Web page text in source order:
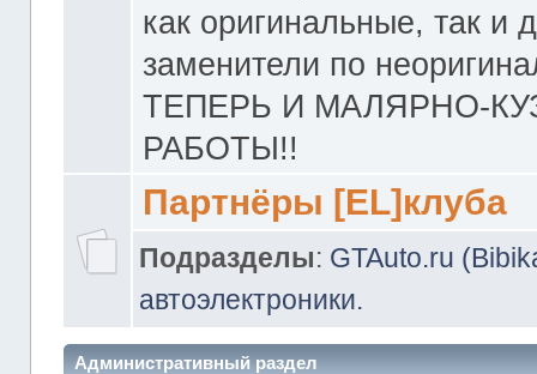
как оригинальные, так и
заменители по
ТЕПЕРЬ И МАЛЯРНО-
РАБОТЫ!!
Партнёры [EL]клуба
Подразделы: GTAuto.ru
автоэлектроники.
Административный раздел